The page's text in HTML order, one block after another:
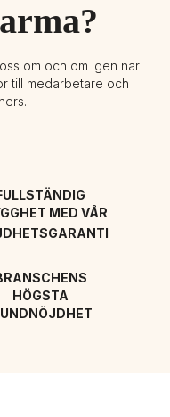
om och om igen när
till medarbetare och
MED VÅR
HÖGSTA